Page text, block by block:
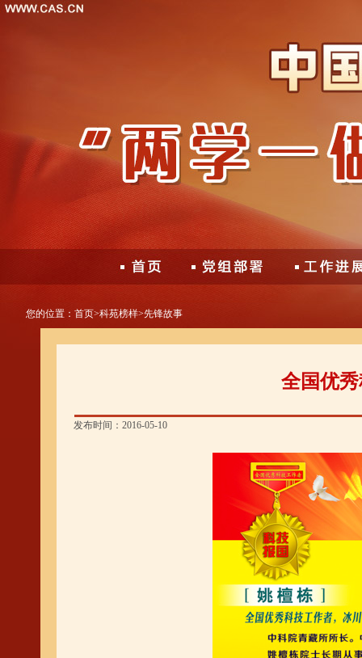
您的位置： 首页>科苑榜样>先锋故事
全国优
发布时间：2016-05-10